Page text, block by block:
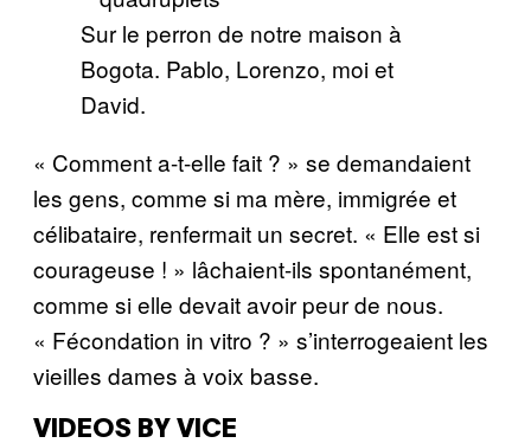
Sur le perron de notre maison à
Bogota. Pablo, Lorenzo, moi et
David.
« Comment a-t-elle fait ? » se demandaient
les gens, comme si ma mère, immigrée et
célibataire, renfermait un secret. « Elle est si
courageuse ! » lâchaient-ils spontanément,
comme si elle devait avoir peur de nous.
« Fécondation in vitro ? » s’interrogeaient les
vieilles dames à voix basse.
VIDEOS BY VICE